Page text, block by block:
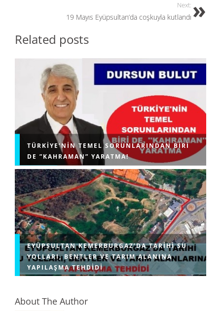
Next:
19 Mayıs Eyüpsultan’da coşkuyla kutlandı
Related posts
TÜRKIYE’NIN TEMEL SORUNLARINDAN BIRI
DE ”KAHRAMAN” YARATMA!
EYÜPSULTAN KEMERBURGAZ’DA TARIHI SU
YOLLARI, BENTLER VE TARIM ALANINA
YAPILAŞMA TEHDIDI
About The Author